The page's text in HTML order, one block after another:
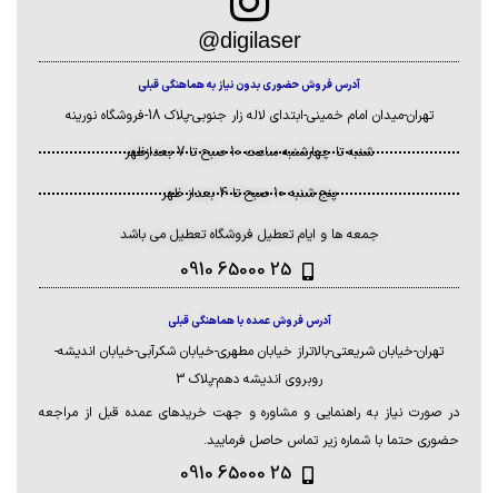
دارای خروجی گوبولایت
مجهز به سنسور صدا که با
موزیک سینک می گردد
دارای خروجی دی ام ایکس
digilaser@
آدرس فروش حضوری بدون نیاز به هماهنگی قبلی
تهران-میدان امام خمینی-ابتدای لاله زار جنوبی-پلاک 18-فروشگاه نورینه
شنبه تا چهارشنبه ساعت 10 صبح تا 7 بعدازظهر
پنج شنبه 10 صبح تا 4 بعداز ظهر
جمعه ها و ایام تعطیل فروشگاه تعطیل می باشد
25 65000 0910
آدرس فروش عمده با هماهنگی قبلی
تهران-خیابان شریعتی-بالاتراز خیابان مطهری-خیابان شکرآبی-خیابان اندیشه-
روبروی اندیشه دهم-پلاک 3
در صورت نیاز به راهنمایی و مشاوره و جهت خریدهای عمده قبل از مراجعه
حضوری حتما با شماره زیر تماس حاصل فرمایید.
25 65000 0910